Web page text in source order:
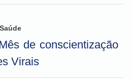
de conscientização
Virais